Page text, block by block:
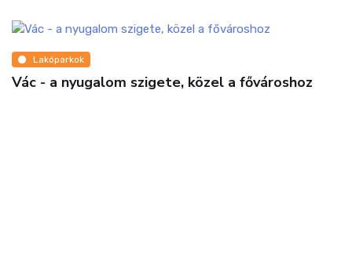
Lakóparkok
- a nyugalom szigete, közel a fővároshoz